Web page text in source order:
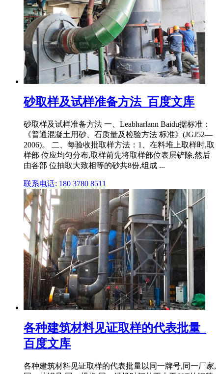
砂取样及试样准备方法_百度文库
砂取样及试样准备方法 一、Leabharlann Baidu据标准：
《普通混凝土用砂、石质量及检验方法 标准》(JGJ52—
2006)。 二、每验收批取样方法：1、在料堆上取样时,取
样部 位应均匀分布,取样前先将取样部位表层铲除,然后
由各部 位抽取大致相等的砂共8份,组成 ...
联系电话: 180 3780 8511
各种建筑材料见证取样的代表批量_
百度文库
各种建筑材料见证取样的代表批量以同一牌号,同一厂家,